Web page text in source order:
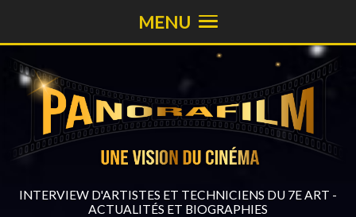
INTERVIEW D'ARTISTES ET TECHNICIENS DU 7E ART -
ACTUALITÉS ET BIOGRAPHIES
MENU